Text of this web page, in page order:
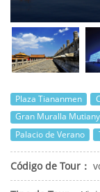
Plaza Tiananmen
Gran Muralla
Palacio de Verano
Código de Tour：